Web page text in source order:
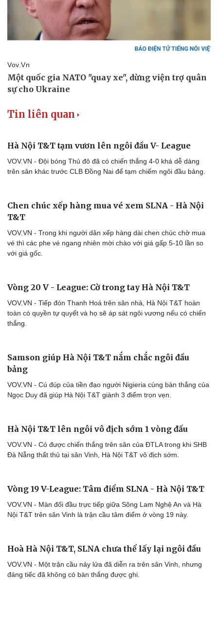
Tin liên quan
Hà Nội T&T tạm vươn lên ngôi đầu V- League
VOV.VN - Đội bóng Thủ đô đã có chiến thắng 4-0 khá dễ dàng
trên sân khác trước CLB Đồng Nai để tạm chiếm ngôi đầu bảng.
Chen chúc xếp hàng mua vé xem SLNA - Hà Nội
T&T
VOV.VN - Trong khi người dân xếp hàng dài chen chúc chờ mua
vé thì các phe vé ngang nhiên mời chào với giá gấp 5-10 lần so
với giá gốc.
Vòng 20 V - League: Cờ trong tay Hà Nội T&T
VOV.VN - Tiếp đón Thanh Hoá trên sân nhà, Hà Nội T&T hoàn
toàn có quyền tự quyết và họ sẽ áp sát ngôi vương nếu có chiến
thắng.
Samson giúp Hà Nội T&T nắm chắc ngôi đầu
bảng
VOV.VN - Cú đúp của tiền đạo người Nigieria cùng bàn thắng của
Ngọc Duy đã giúp Hà Nội T&T giành 3 điểm trọn vẹn.
Hà Nội T&T lên ngôi vô địch sớm 1 vòng đấu
VOV.VN - Có được chiến thắng trên sân của ĐTLA trong khi SHB
Đà Nẵng thất thủ tại sân Vinh, Hà Nội T&T vô địch sớm.
Vòng 19 V-League: Tâm điểm SLNA - Hà Nội T&T
VOV.VN - Màn đối đầu trực tiếp giữa Sông Lam Nghệ An và Hà
Nội T&T trên sân Vinh là trận cầu tâm điểm ở vòng 19 này.
Hoà Hà Nội T&T, SLNA chưa thể lấy lại ngôi đầu
VOV.VN - Một trận cầu nảy lửa đã diễn ra trên sân Vinh, nhưng
đáng tiếc đã không có bàn thắng được ghi.